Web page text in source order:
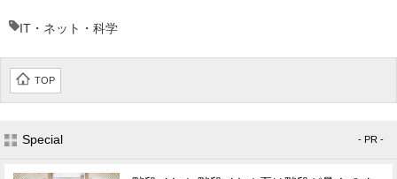
IT・ネット・科学
TOP
Special - PR -